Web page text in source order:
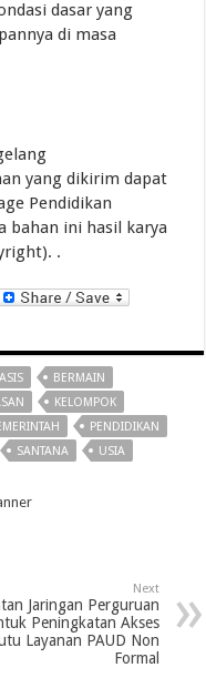
dasar yang
di masa
yang dikirim dapat
Pendidikan
bahan ini hasil karya
.
BERMAIN
KELOMPOK
PENDIDIKAN
SANTANA USIA
Next
Jaringan Perguruan
Peningkatan Akses
Layanan PAUD Non
Formal